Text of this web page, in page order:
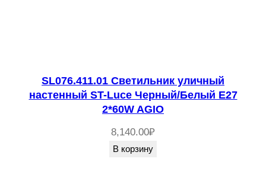
SL076.411.01 Светильник уличный
настенный ST-Luce Черный/Белый E27
2*60W AGIO
8,140.00₽
В корзину